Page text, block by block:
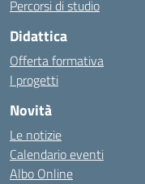
Percorsi di studio
Didattica
Offerta formativa
I progetti
Novità
Le notizie
Calendario eventi
Albo Online